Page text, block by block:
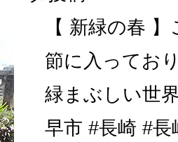
【 新緑の春
節に入ってお
緑まぶしい世
早市 #長崎 #